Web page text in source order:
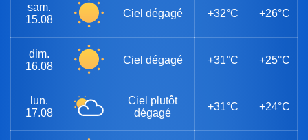
sam.
15.08
Ciel dégagé +32°C +26°C
dim.
16.08
Ciel dégagé +31°C +25°C
lun.
17.08
Ciel plutôt
dégagé
+31°C +24°C